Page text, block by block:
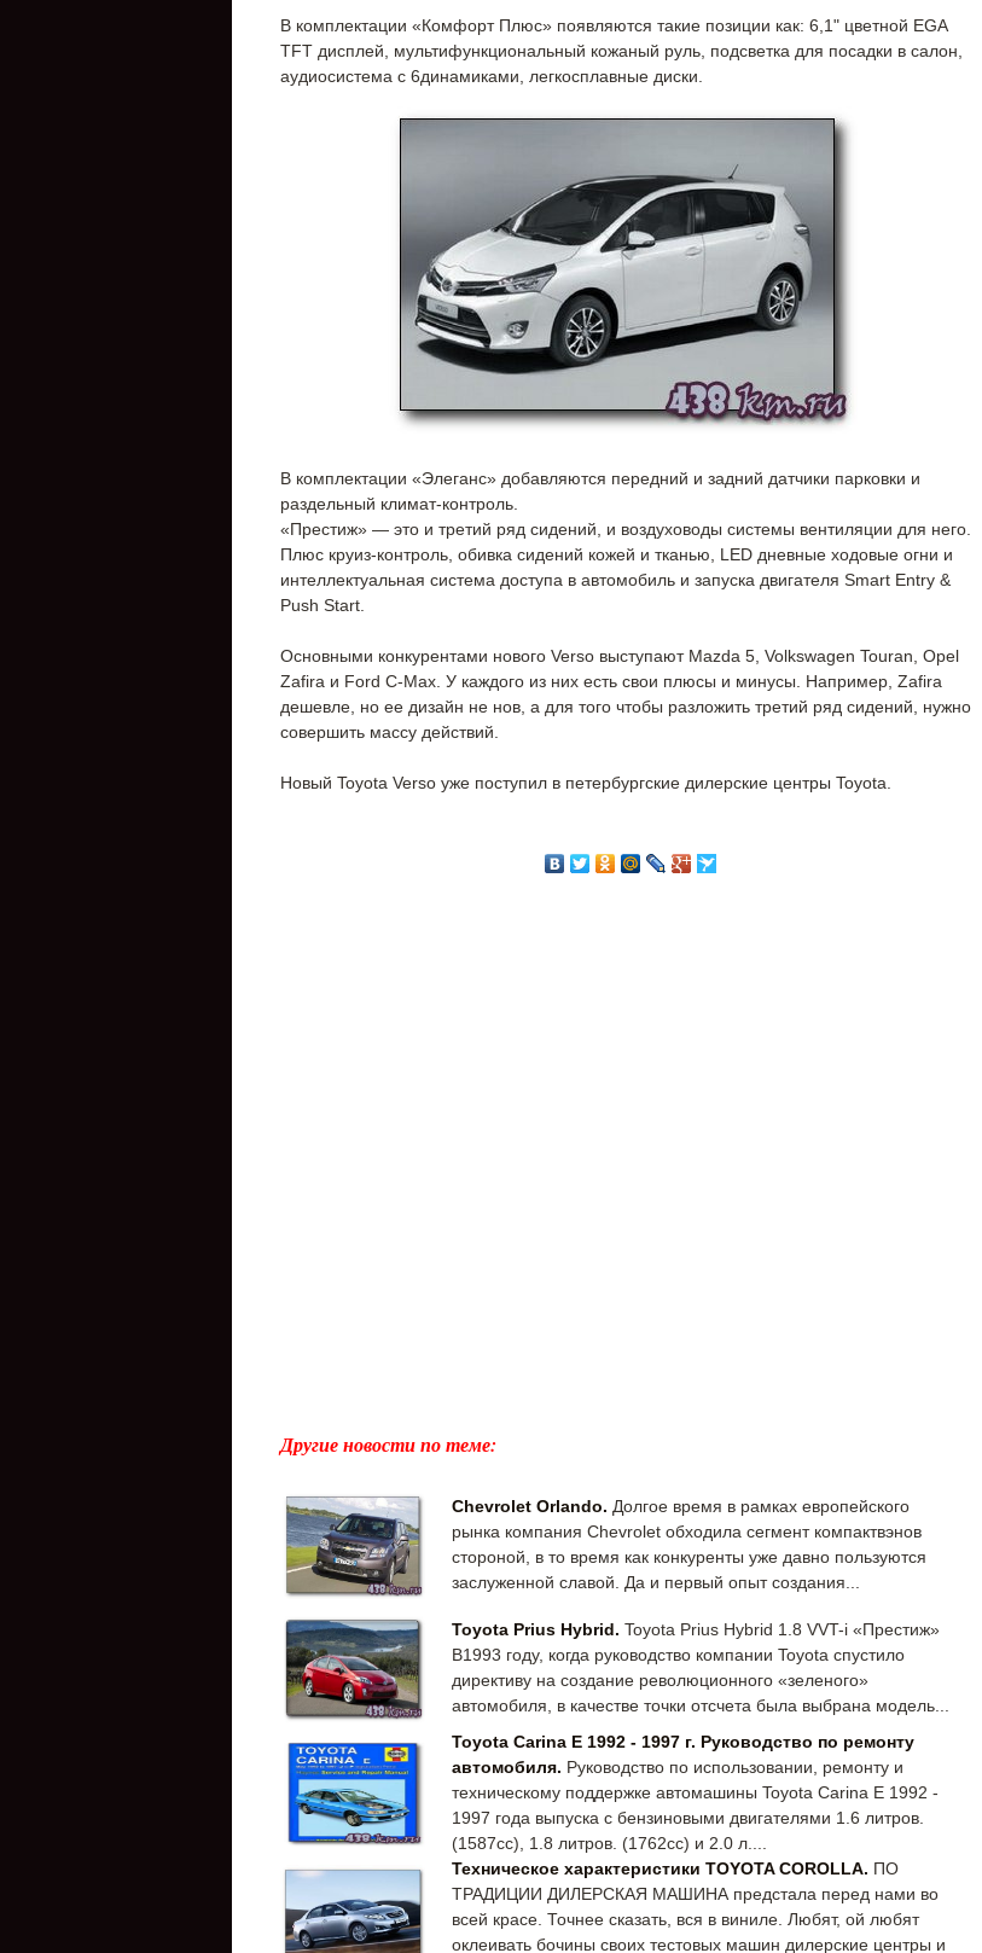
В комплектации «Комфорт Плюс» появляются такие позиции как: 6,1" цветной EGA
TFT дисплей, мультифункциональный кожаный руль, подсветка для посадки в салон,
аудиосистема с 6динамиками, легкосплавные диски.
В комплектации «Элеганс» добавляются передний и задний датчики парковки и
раздельный климат-контроль.
«Престиж» — это и третий ряд сидений, и воздуховоды системы вентиляции для него.
Плюс круиз-контроль, обивка сидений кожей и тканью, LED дневные ходовые огни и
интеллектуальная система доступа в автомобиль и запуска двигателя Smart Entry &
Push Start.
Основными конкурентами нового Verso выступают Mazda 5, Volkswagen Touran, Opel
Zafira и Ford C-Max. У каждого из них есть свои плюсы и минусы. Например, Zafira
дешевле, но ее дизайн не нов, а для того чтобы разложить третий ряд сидений, нужно
совершить массу действий.
Новый Toyota Verso уже поступил в петербургские дилерские центры Toyota.
Другие новости по теме:
Chevrolet Orlando. Долгое время в рамках европейского
рынка компания Chevrolet обходила сегмент компактвэнов
стороной, в то время как конкуренты уже давно пользуются
заслуженной славой. Да и первый опыт создания...
Toyota Prius Hybrid. Toyota Prius Hybrid 1.8 VVT-i «Престиж»
В1993 году, когда руководство компании Toyota спустило
директиву на создание революционного «зеленого»
автомобиля, в качестве точки отсчета была выбрана модель...
Toyota Carina Е 1992 - 1997 г. Руководство по ремонту
автомобиля. Руководство по использовании, ремонту и
техническому поддержке автомашины Toyota Carina Е 1992 -
1997 года выпуска с бензиновыми двигателями 1.6 литров.
(1587cc), 1.8 литров. (1762cc) и 2.0 л....
Техническое характеристики TOYOTA COROLLA. ПО
ТРАДИЦИИ ДИЛЕРСКАЯ МАШИНА предстала перед нами во
всей красе. Точнее сказать, вся в виниле. Любят, ой любят
оклеивать бочины своих тестовых машин дилерские центры и